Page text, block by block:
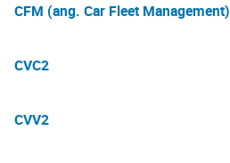
CFM (ang. Car Fleet Management)
CVC2
CVV2